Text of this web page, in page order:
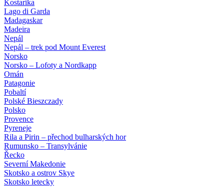
Kostarika
Lago di Garda
Madagaskar
Madeira
Nepál
Nepál – trek pod Mount Everest
Norsko
Norsko – Lofoty a Nordkapp
Omán
Patagonie
Pobaltí
Polské Bieszczady
Polsko
Provence
Pyreneje
Rila a Pirin – přechod bulharských hor
Rumunsko – Transylvánie
Řecko
Severní Makedonie
Skotsko a ostrov Skye
Skotsko letecky